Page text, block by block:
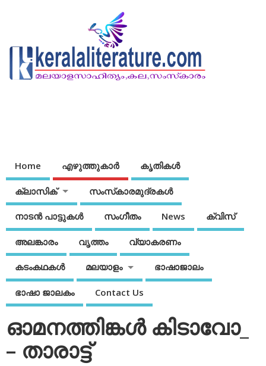
Home എഴുത്തുകാര്‍ കൃതികൾ
ക്ലാസിക് സംസ്‌കാരമുദ്രകള്‍
നാടന്‍ പാട്ടുകള്‍ സംഗീതം News ക്വിസ്
അലങ്കാരം വൃത്തം വ്യാകരണം
കടംകഥകള്‍ മലയാളം ഭാഷാജാലം
ഭാഷാ ജാലകം Contact Us
ഓമനത്തിങ്കള്‍ കിടാവോ_
– താരാട്ട്‌